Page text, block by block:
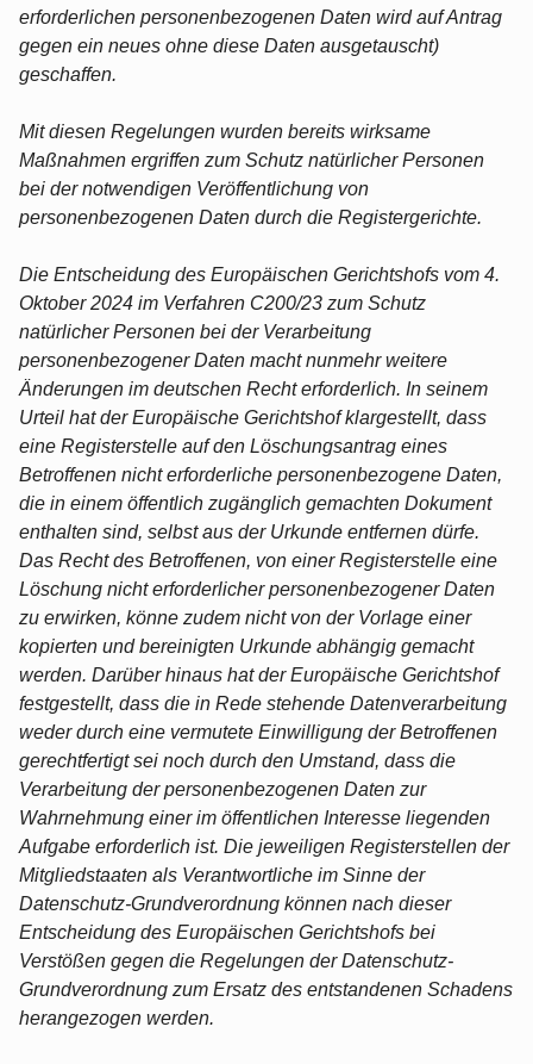
erforderlichen personenbezogenen Daten wird auf Antrag
gegen ein neues ohne diese Daten ausgetauscht)
geschaffen.
Mit diesen Regelungen wurden bereits wirksame
Maßnahmen ergriffen zum Schutz natürlicher Personen
bei der notwendigen Veröffentlichung von
personenbezogenen Daten durch die Registergerichte.
Die Entscheidung des Europäischen Gerichtshofs vom 4.
Oktober 2024 im Verfahren C200/23 zum Schutz
natürlicher Personen bei der Verarbeitung
personenbezogener Daten macht nunmehr weitere
Änderungen im deutschen Recht erforderlich. In seinem
Urteil hat der Europäische Gerichtshof klargestellt, dass
eine Registerstelle auf den Löschungsantrag eines
Betroffenen nicht erforderliche personenbezogene Daten,
die in einem öffentlich zugänglich gemachten Dokument
enthalten sind, selbst aus der Urkunde entfernen dürfe.
Das Recht des Betroffenen, von einer Registerstelle eine
Löschung nicht erforderlicher personenbezogener Daten
zu erwirken, könne zudem nicht von der Vorlage einer
kopierten und bereinigten Urkunde abhängig gemacht
werden. Darüber hinaus hat der Europäische Gerichtshof
festgestellt, dass die in Rede stehende Datenverarbeitung
weder durch eine vermutete Einwilligung der Betroffenen
gerechtfertigt sei noch durch den Umstand, dass die
Verarbeitung der personenbezogenen Daten zur
Wahrnehmung einer im öffentlichen Interesse liegenden
Aufgabe erforderlich ist. Die jeweiligen Registerstellen der
Mitgliedstaaten als Verantwortliche im Sinne der
Datenschutz-Grundverordnung können nach dieser
Entscheidung des Europäischen Gerichtshofs bei
Verstößen gegen die Regelungen der Datenschutz-
Grundverordnung zum Ersatz des entstandenen Schadens
herangezogen werden.